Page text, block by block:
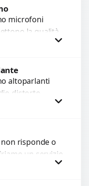
microfoni
la qualità
o delle
altoparlanti
distorto,
ricambi di
risponde o
un servizio
o